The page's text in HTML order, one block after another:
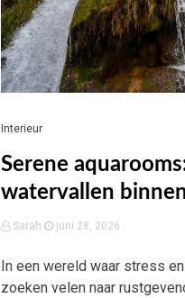
Interieur
Serene
watervallen
Sarah juni 28, 2026
In een wereld waar stress
zoeken velen naar